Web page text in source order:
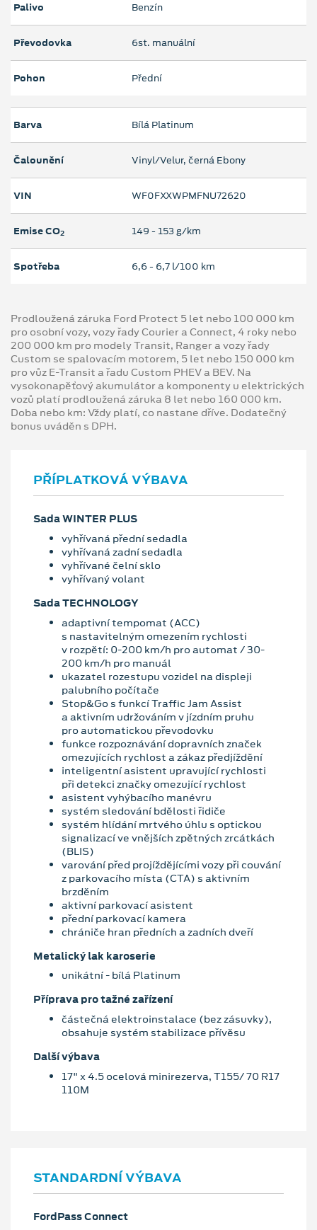
Palivo Benzín
Převodovka 6st. manuální
Pohon Přední
Barva Bílá Platinum
Čalounění Vinyl/Velur, černá Ebony
VIN WF0FXXWPMFNU72620
Emise CO2 149 ‐ 153 g/km
Spotřeba 6,6 ‐ 6,7 l/100 km
Prodloužená záruka Ford Protect 5 let nebo 100 000 km
pro osobní vozy, vozy řady Courier a Connect, 4 roky nebo
200 000 km pro modely Transit, Ranger a vozy řady
Custom se spalovacím motorem, 5 let nebo 150 000 km
pro vůz E-Transit a řadu Custom PHEV a BEV. Na
vysokonapěťový akumulátor a komponenty u elektrických
vozů platí prodloužená záruka 8 let nebo 160 000 km.
Doba nebo km: Vždy platí, co nastane dříve. Dodatečný
bonus uváděn s DPH.
PŘÍPLATKOVÁ VÝBAVA
Sada WINTER PLUS
vyhřívaná přední sedadla
vyhřívaná zadní sedadla
vyhřívané čelní sklo
vyhřívaný volant
Sada TECHNOLOGY
adaptivní tempomat (ACC)
s nastavitelným omezením rychlosti
v rozpětí: 0-200 km/h pro automat / 30-
200 km/h pro manuál
ukazatel rozestupu vozidel na displeji
palubního počítače
Stop&Go s funkcí Traffic Jam Assist
a aktivním udržováním v jízdním pruhu
pro automatickou převodovku
funkce rozpoznávání dopravních značek
omezujících rychlost a zákaz předjíždění
inteligentní asistent upravující rychlosti
při detekci značky omezující rychlost
asistent vyhýbacího manévru
systém sledování bdělosti řidiče
systém hlídání mrtvého úhlu s optickou
signalizací ve vnějších zpětných zrcátkách
(BLIS)
varování před projíždějícími vozy při couvání
z parkovacího místa (CTA) s aktivním
brzděním
aktivní parkovací asistent
přední parkovací kamera
chrániče hran předních a zadních dveří
Metalický lak karoserie
unikátní - bílá Platinum
Příprava pro tažné zařízení
částečná elektroinstalace (bez zásuvky),
obsahuje systém stabilizace přívěsu
Další výbava
17" x 4.5 ocelová minirezerva, T155/ 70 R17
110M
STANDARDNÍ VÝBAVA
FordPass Connect